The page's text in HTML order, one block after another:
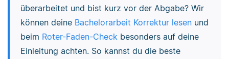
überarbeitet und bist kurz vor der Abgabe? Wir
können deine Bachelorarbeit Korrektur lesenund
beim Roter-Faden-Checkbesonders auf deine
Einleitung achten. So kannst du die beste